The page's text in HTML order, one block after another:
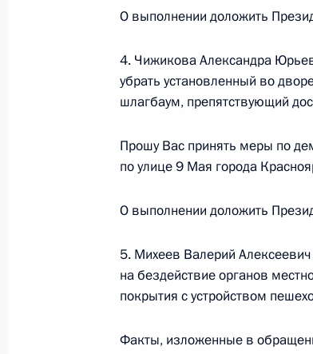
О ходе исполнения
Президента Российской
Федерации Игорем
по приёму граждан в
конференц-связи
Федерации Андреем
в Москве 14 ноября 2013
О выполнении доложить
4. Чижикова Александра
убрать установленный во
шлагбаум, препятствующий
Прошу Вас принять меры по
по улице 9 Мая города
О выполнении доложить
5. Михеев Валерий
на бездействие органов
покрытия с устройством
Факты, изложенные в